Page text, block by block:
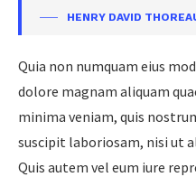
HENRY DAVID
Quia non numquam eius
dolore magnam aliquam
minima veniam, quis
suscipit laboriosam, nisi ut
Quis autem vel eum iure